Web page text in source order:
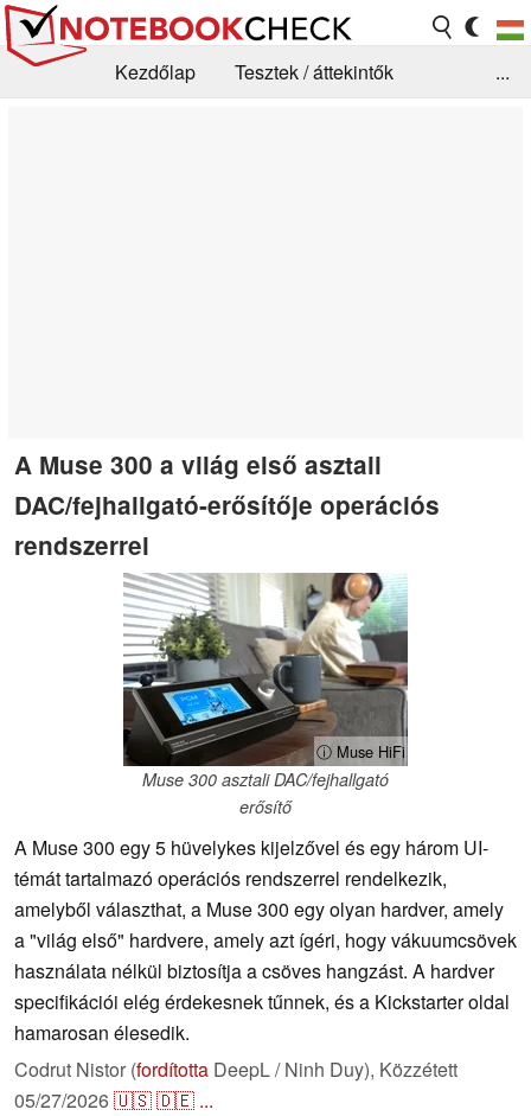
Kezdőlap
Tesztek / áttekintők
...
A Muse 300 a világ első asztali
DAC/fejhallgató-erősítője operációs
rendszerrel
ⓘ Muse HiFi
Muse 300 asztali DAC/fejhallgató
erősítő
A Muse 300 egy 5 hüvelykes kijelzővel és egy három UI-
témát tartalmazó operációs rendszerrel rendelkezik,
amelyből választhat, a Muse 300 egy olyan hardver, amely
a "világ első" hardvere, amely azt ígéri, hogy vákuumcsövek
használata nélkül biztosítja a csöves hangzást. A hardver
specifikációi elég érdekesnek tűnnek, és a Kickstarter oldal
hamarosan élesedik.
Codrut Nistor (fordította DeepL / Ninh Duy), Közzétett
05/27/2026🇺🇸🇩🇪 ...